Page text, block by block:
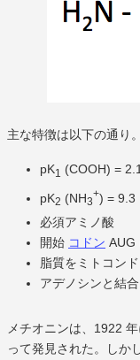
主な特徴は以下の通り。
pK1 (COOH) =
pK2 (NH3
+) = 9.3
必須アミノ酸
開始 コドン AUG
脂質をミトコン
アデノシンと結
メチオニンは、1922
って発見された。しか